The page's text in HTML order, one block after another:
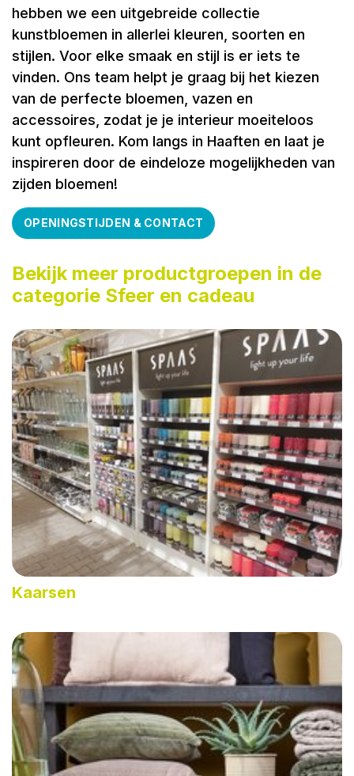
hebben we een uitgebreide collectie
kunstbloemen in allerlei kleuren, soorten en
stijlen. Voor elke smaak en stijl is er iets te
vinden. Ons team helpt je graag bij het kiezen
van de perfecte bloemen, vazen en
accessoires, zodat je je interieur moeiteloos
kunt opfleuren. Kom langs in Haaften en laat je
inspireren door de eindeloze mogelijkheden van
zijden bloemen!
OPENINGSTIJDEN & CONTACT
Bekijk meer productgroepen in de
categorie Sfeer en cadeau
Kaarsen